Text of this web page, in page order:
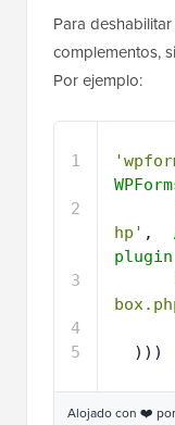
Para
complementos,
Por ejemplo:
1
2
3
4
5
hp' ,
plugin
)))
Alojado con ❤️ por